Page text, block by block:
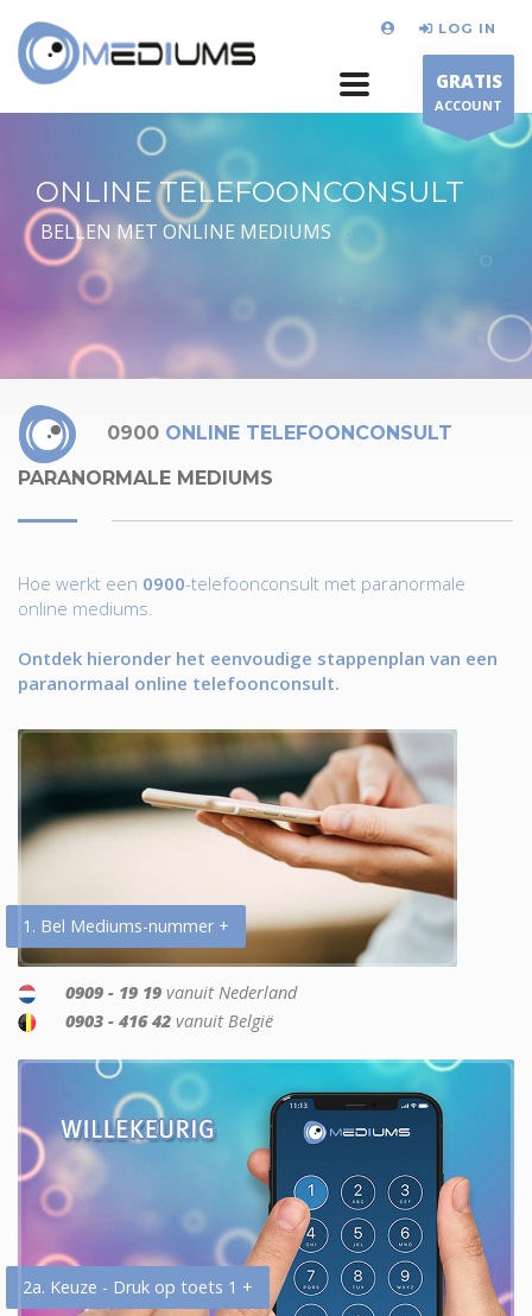
LOG IN
GRATIS
ACCOUNT
ONLINE TELEFOONCONSULT
BELLEN MET ONLINE MEDIUMS
0900 ONLINE TELEFOONCONSULT
PARANORMALE MEDIUMS
Hoe werkt een 0900-telefoonconsult met paranormale
online mediums.
Ontdek hieronder het eenvoudige stappenplan van een
paranormaal online telefoonconsult.
1. Bel Mediums-nummer +
0909 - 19 19 vanuit Nederland
0903 - 416 42 vanuit België
2a. Keuze - Druk op toets 1 +